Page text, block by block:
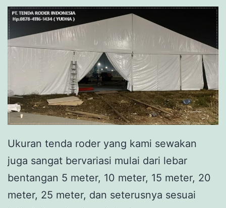
Ukuran tenda roder yang kami sewakan
juga sangat bervariasi mulai dari lebar
bentangan 5 meter, 10 meter, 15 meter, 20
meter, 25 meter, dan seterusnya sesuai